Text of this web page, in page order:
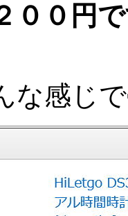
００円
な感じ